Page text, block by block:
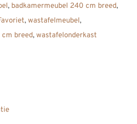
, badkamermeubel 240 cm breed,
, wastafelmeubel,
breed, wastafelonderkast